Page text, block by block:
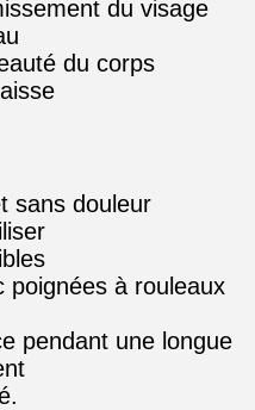
du visage
du corps
sans douleur
poignées à rouleaux
pendant une longue